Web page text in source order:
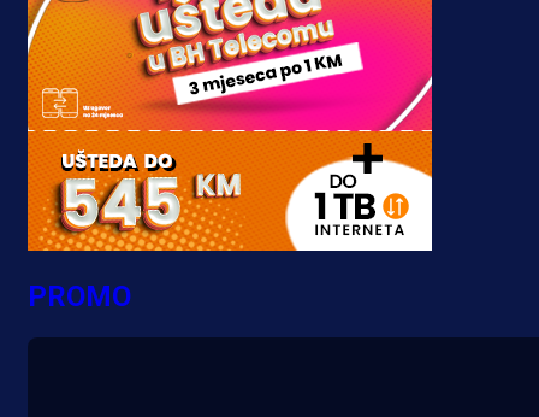
PROMO